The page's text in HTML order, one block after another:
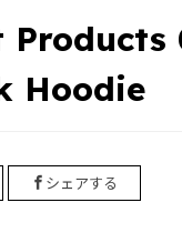
）
Goods
Tour 2025 ～か
Hoodie
シェアする